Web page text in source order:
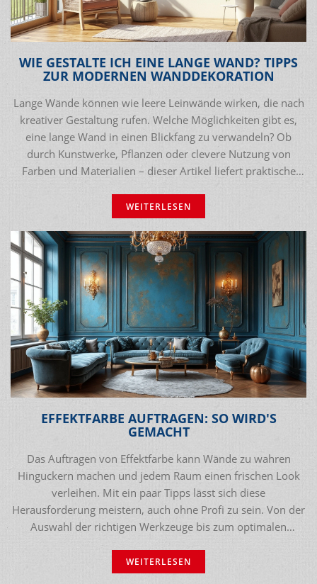
WIE GESTALTE ICH EINE LANGE WAND? TIPPS
ZUR MODERNEN WANDDEKORATION
Lange Wände können wie leere Leinwände wirken, die nach
kreativer Gestaltung rufen. Welche Möglichkeiten gibt es,
eine lange Wand in einen Blickfang zu verwandeln? Ob
durch Kunstwerke, Pflanzen oder clevere Nutzung von
Farben und Materialien – dieser Artikel liefert praktische
und stilvoll in Szene setzen kannst.
WEITERLESEN
EFFEKTFARBE AUFTRAGEN: SO WIRD'S
GEMACHT
Das Auftragen von Effektfarbe kann Wände zu wahren
Hinguckern machen und jedem Raum einen frischen Look
verleihen. Mit ein paar Tipps lässt sich diese
Herausforderung meistern, auch ohne Profi zu sein. Von der
Auswahl der richtigen Werkzeuge bis zum optimalen
Farbauftrag gibt es einige Tricks, die man kennen sollte.
Lesen Sie weiter, um zu erfahren, wie Sie Ihre Räume mit
Effektfarben in stilvolle Meisterwerke verwandeln können.
WEITERLESEN